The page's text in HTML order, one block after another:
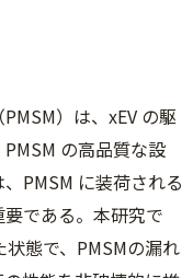
）は、xEV の駆
の高品質な設
PMSM に装荷される
である。本研究で
態で、PMSMの漏れ